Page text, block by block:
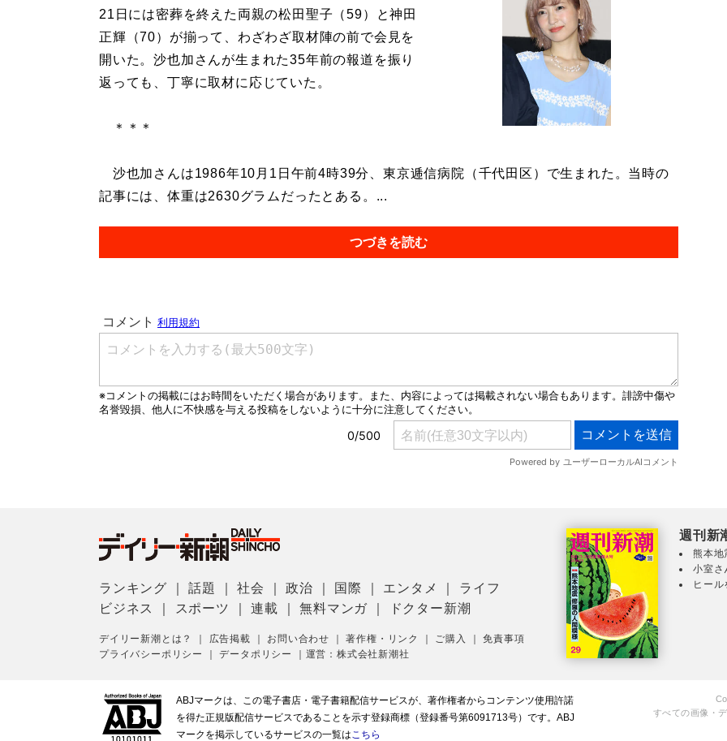
21日には密葬を終えた両親の松田聖子（59）と神田
正輝（70）が揃って、わざわざ取材陣の前で会見を
開いた。沙也加さんが生まれた35年前の報道を振り
返っても、丁寧に取材に応じていた。
＊＊＊
沙也加さんは1986年10月1日午前4時39分、東京逓信病院（千代田区）で生まれた。当時の
記事には、体重は2630グラムだったとある。...
つづきを読む
ランキング ｜話題 ｜社会 ｜政治 国際 エンタメ
ライフ
ビジネス
スポーツ ｜連載 ｜無料マンガ ドクター新潮
デイリー新潮とは？ 広告掲載 お問い合わせ ｜著作権・リンク ご購入 ｜免責事項
プライバシーポリシー
｜データポリシー 運営：株式会社新潮社
週刊新
熊本
小室
ヒー
ABJマークは、この電子書店・電子書籍配信サービスが、著作権者からコンテンツ使用許諾
を得た正規版配信サービスであることを示す登録商標（登録番号第6091713号）です。ABJ
マークを掲示しているサービスの一覧は こちら
すべての画像・